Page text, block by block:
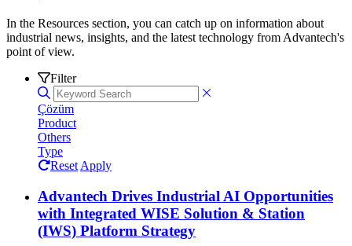
In the Resources section, you can catch up on information about
industrial news, insights, and the latest technology from Advantech's
point of view.
Filter
Çözüm
Product
Others
Type
Reset Apply
Advantech Drives Industrial AI Opportunities
with Integrated WISE Solution & Station
(IWS) Platform Strategy